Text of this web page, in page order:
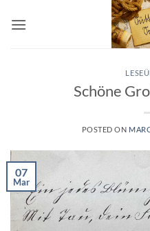
Schöne
POSTED ON
07
Mar